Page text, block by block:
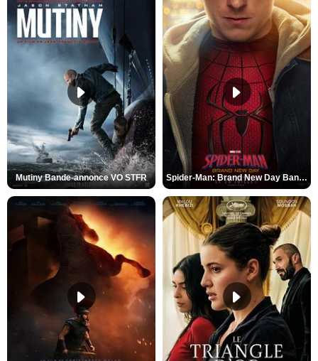
Mutiny Bande-annonce VO STFR Spider-Man: Brand New Day Bande-annonce VO STFR